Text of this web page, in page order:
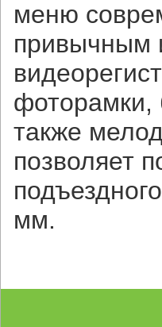
меню
привычным
фоторамки,
также
позволяет
мм.